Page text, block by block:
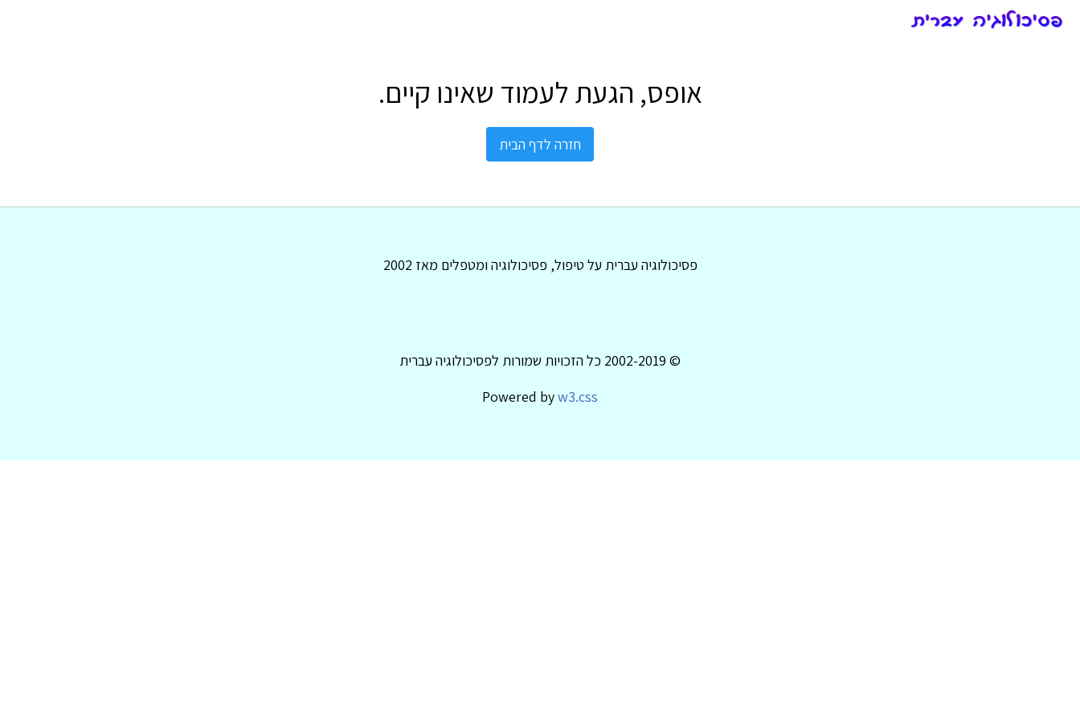
אופס, הגעת לעמוד שאינו קיים.
חזרה לדף הבית
פסיכולוגיה עברית על טיפול, פסיכולוגיה ומטפלים מאז 2002
© 2002-2019 כל הזכויות שמורות לפסיכולוגיה עברית
Powered byw3.css